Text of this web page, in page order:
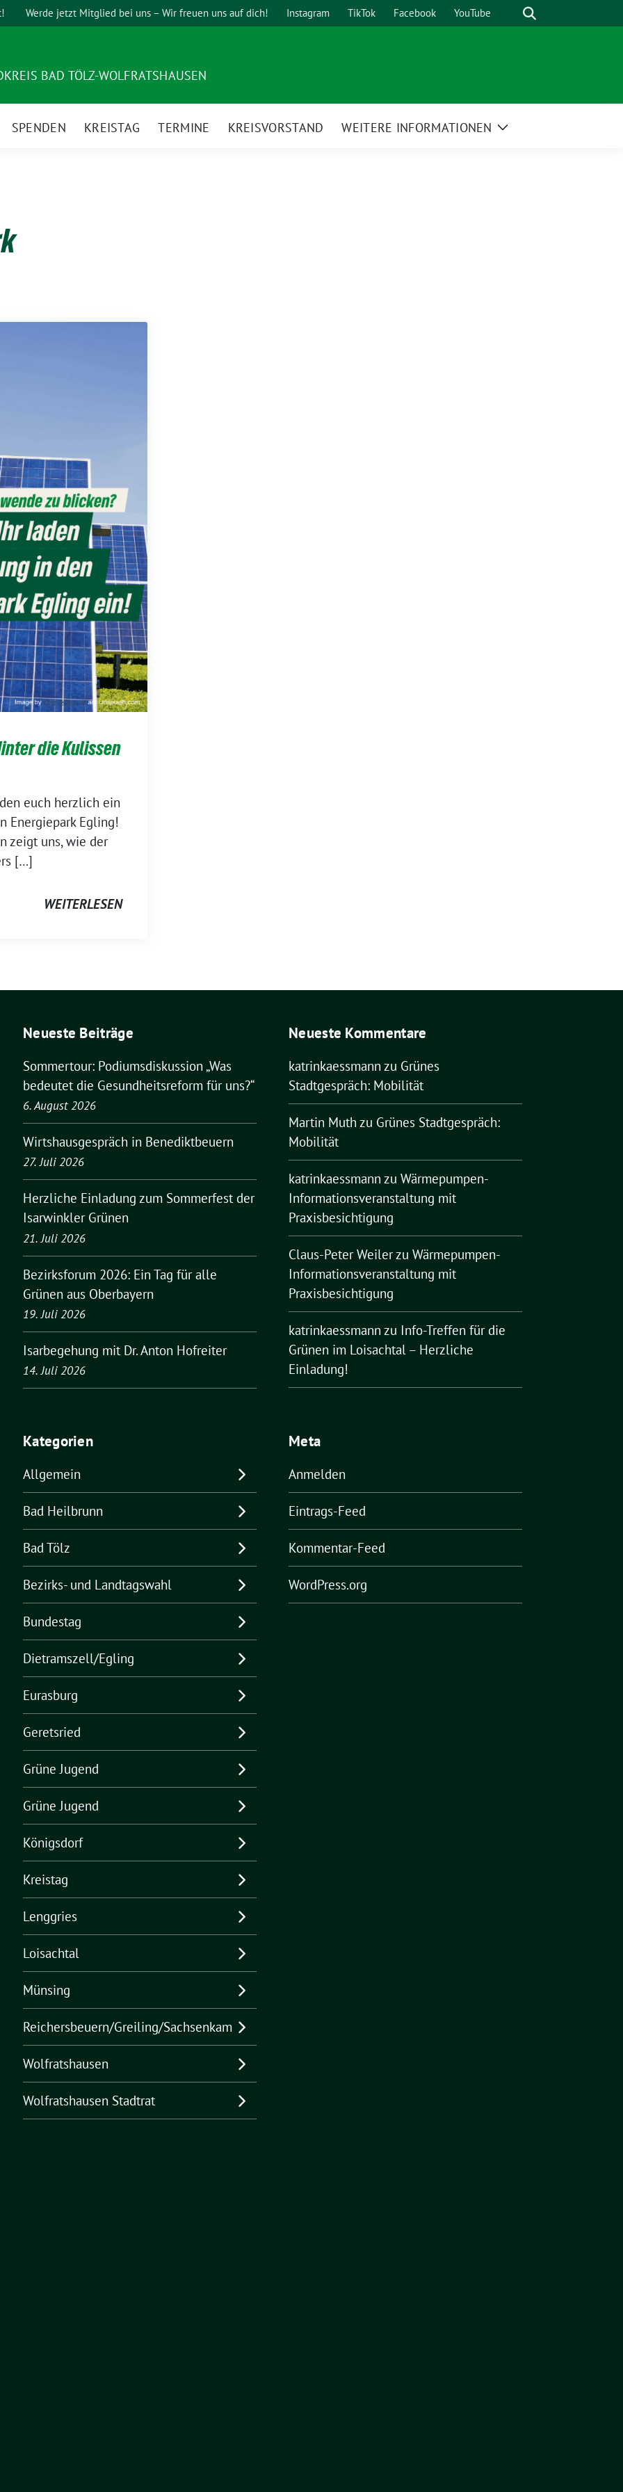
Werde jetzt Mitglied bei uns – Wir freuen uns auf dich! Instagram TikTok Facebook YouTube Suche
BAD TÖLZ-WOLFRATSHAUSEN
SPENDEN KREISTAG TERMINE KREISVORSTAND WEITERE INFORMATIONEN
Zeige
die Kulissen
euch herzlich ein
Energiepark Egling!
zeigt uns, wie der
[…]
WEITERLESEN
Neueste Beiträge
Sommertour: Podiumsdiskussion „Was
bedeutet die Gesundheitsreform für uns?“
6. August 2026
Wirtshausgespräch in Benediktbeuern
27. Juli 2026
Herzliche Einladung zum Sommerfest der
Isarwinkler Grünen
21. Juli 2026
Bezirksforum 2026: Ein Tag für alle
Grünen aus Oberbayern
19. Juli 2026
Isarbegehung mit Dr. Anton Hofreiter
14. Juli 2026
Neueste Kommentare
katrinkaessmann zu Grünes
Stadtgespräch: Mobilität
Martin Muth zu Grünes Stadtgespräch:
Mobilität
katrinkaessmann zu Wärmepumpen-
Informationsveranstaltung mit
Praxisbesichtigung
Claus-Peter Weilerzu Wärmepumpen-
Informationsveranstaltung mit
Praxisbesichtigung
katrinkaessmann zu Info-Treffen für die
Grünen im Loisachtal – Herzliche
Einladung!
Kategorien
Allgemein
Bad Heilbrunn
Bad Tölz
Bezirks- und Landtagswahl
Bundestag
Dietramszell/Egling
Eurasburg
Geretsried
Grüne Jugend
Grüne Jugend
Königsdorf
Kreistag
Lenggries
Loisachtal
Münsing
Reichersbeuern/Greiling/Sachsenkam
Wolfratshausen
Wolfratshausen Stadtrat
Meta
Anmelden
Eintrags-Feed
Kommentar-Feed
WordPress.org